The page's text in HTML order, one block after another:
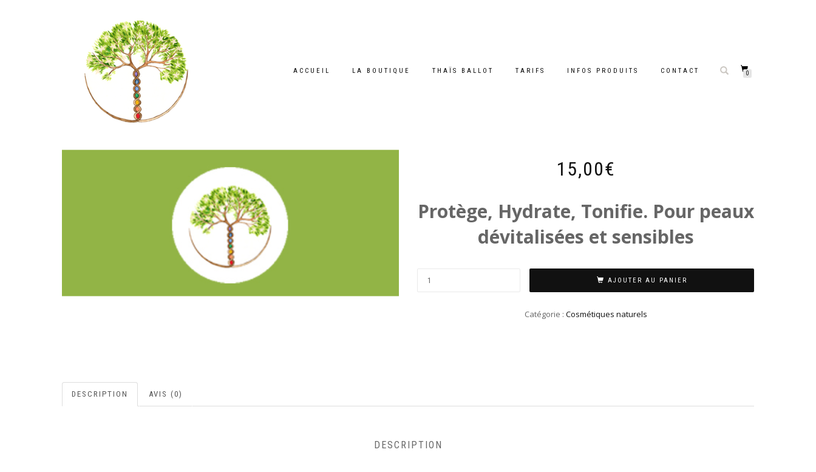
ACCUEIL LA BOUTIQUE THAÏS BALLOT TARIFS INFOS PRODUITS CONTACT 0
15,00€
Protège, Hydrate, Tonifie. Pour peaux
dévitalisées et sensibles
AJOUTER AU PANIER
Catégorie : Cosmétiques naturels
DESCRIPTION AVIS (0)
DESCRIPTION